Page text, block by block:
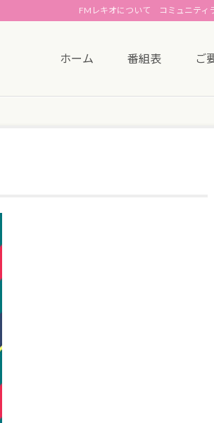
コミュニティ
FMレキオについて
ホーム 番組表 ご